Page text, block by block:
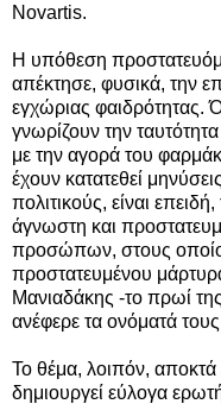
Novartis.
Η υπόθεση
απέκτησε, φυσικά, την
εγχώριας φαιδρότητας.
γνωρίζουν την
με την αγορά του
έχουν κατατεθεί
πολιτικούς, είναι
άγνωστη και
προσώπων, στους
προστατευμένου
Μανιαδάκης -το πρωί
ανέφερε τα ονόματά
Το θέμα, λοιπόν, αποκτά
δημιουργεί εύλογα